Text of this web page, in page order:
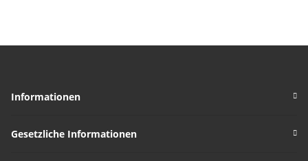
Informationen
Gesetzliche Informationen